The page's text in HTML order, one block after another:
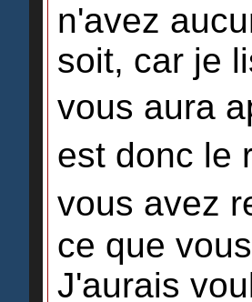
n'avez
soit, car je
vous aura
est donc
vous avez
ce que
J'aurais